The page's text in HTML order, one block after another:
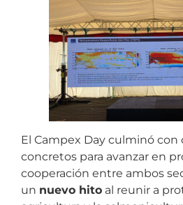
El Campex Day culminó
concretos para avanzar en
cooperación entre ambos
un nuevo hito al reunir a